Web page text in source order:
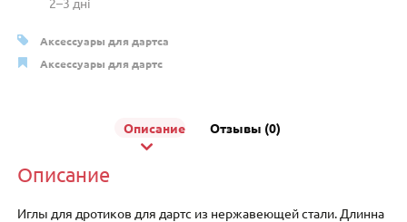
Аксессуары для дартса
Аксессуары для дартс
Описание Отзывы (0)
Описание
Иглы для дротиков для дартс из нержавеющей стали. Длинна